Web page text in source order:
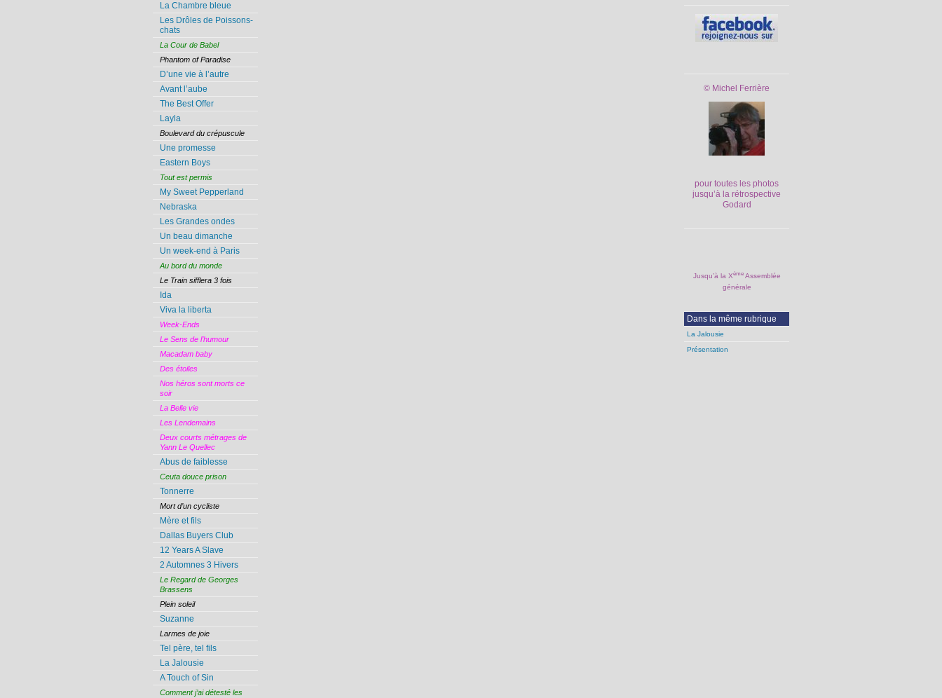
© Michel Ferrière
pour toutes les photos
jusqu’à la rétrospective
Godard
Jusqu’à la XèmeAssemblée
générale
Dans la même rubrique
La Jalousie
Présentation
La Chambre bleue
Les Drôles de Poissons-
chats
La Cour de Babel
Phantom of Paradise
D’une vie à l’autre
Avant l’aube
The Best Offer
Layla
Boulevard du crépuscule
Une promesse
Eastern Boys
Tout est permis
My Sweet Pepperland
Nebraska
Les Grandes ondes
Un beau dimanche
Un week-end à Paris
Au bord du monde
Le Train sifflera 3 fois
Ida
Viva la liberta
Week-Ends
Le Sens de l’humour
Macadam baby
Des étoiles
Nos héros sont morts ce
soir
La Belle vie
Les Lendemains
Deux courts métrages de
Yann Le Quellec
Abus de faiblesse
Ceuta douce prison
Tonnerre
Mort d’un cycliste
Mère et fils
Dallas Buyers Club
12 Years A Slave
2 Automnes 3 Hivers
Le Regard de Georges
Brassens
Plein soleil
Suzanne
Larmes de joie
Tel père, tel fils
La Jalousie
A Touch of Sin
Comment j’ai détesté les